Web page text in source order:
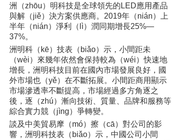
洲（zhōu）明科技是全球領先的LED應用產品
與解（jiě）決方案供應商。2019年（nián）上
半年（nián）淨利（lì）潤同期增長25%—
37%。
洲明科（kē）技表（biǎo）示，小間距未
（wèi）來幾年依然會保持較為（wéi）快速地
增長，洲明科技目前在國內市場發展良好，國
外市場也（yě）在不斷拓展。小間距商用顯示
市場滲透率不斷提高，市場經過多方角逐之
後，逐（zhú）漸向技術、質量、品牌和服務等
綜合實力競（jìng）爭轉變。
談及中美貿易摩（mó）擦（cā）對公司的影
響，洲明科技表（biǎo）示，中國公司小間